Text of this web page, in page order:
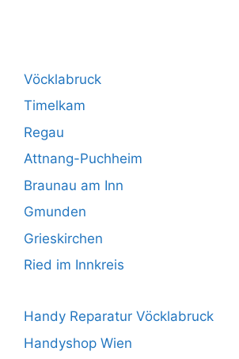
Vöcklabruck
Timelkam
Regau
Attnang-Puchheim
Braunau am Inn
Gmunden
Grieskirchen
Ried im Innkreis
Handy Reparatur Vöcklabruck
Handyshop Wien